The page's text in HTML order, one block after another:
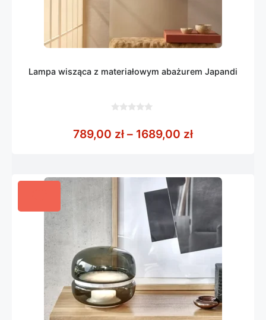
Lampa wisząca z materiałowym abażurem Japandi
5
789,00 zł – 1689,00 złZakres cen: